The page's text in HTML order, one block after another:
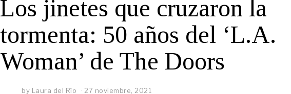
Los jinetes que cruzaron la
tormenta: 50 años del ‘L.A.
Woman’ de The Doors
by Laura del Río 27 noviembre, 2021